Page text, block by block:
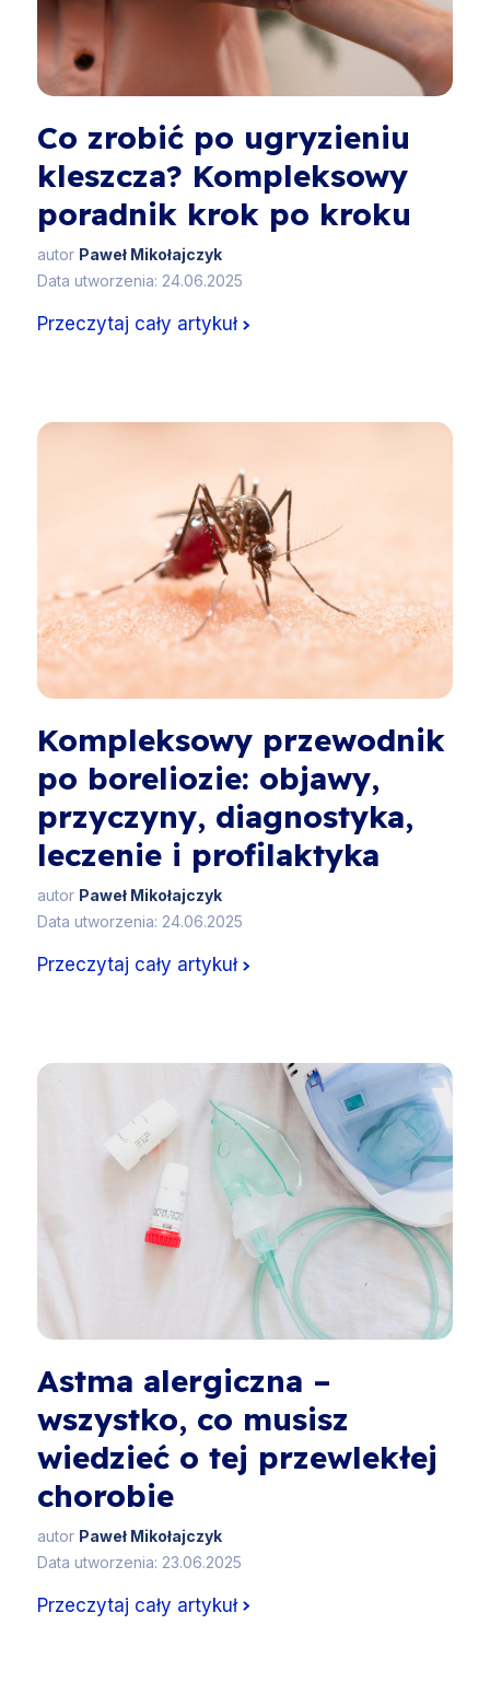
Co zrobić po ugryzieniu
kleszcza? Kompleksowy
poradnik krok po kroku
autor Paweł Mikołajczyk
Data utworzenia: 24.06.2025
Przeczytaj cały artykuł
Kompleksowy przewodnik
po boreliozie: objawy,
przyczyny, diagnostyka,
leczenie i profilaktyka
autor Paweł Mikołajczyk
Data utworzenia: 24.06.2025
Przeczytaj cały artykuł
Astma alergiczna –
wszystko, co musisz
wiedzieć o tej przewlekłej
chorobie
autor Paweł Mikołajczyk
Data utworzenia: 23.06.2025
Przeczytaj cały artykuł